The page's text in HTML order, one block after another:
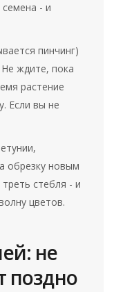
- и
пинчинг)
ждите, пока
растение
Если вы не
обрезку новым
стебля - и
цветов.
не
поздно